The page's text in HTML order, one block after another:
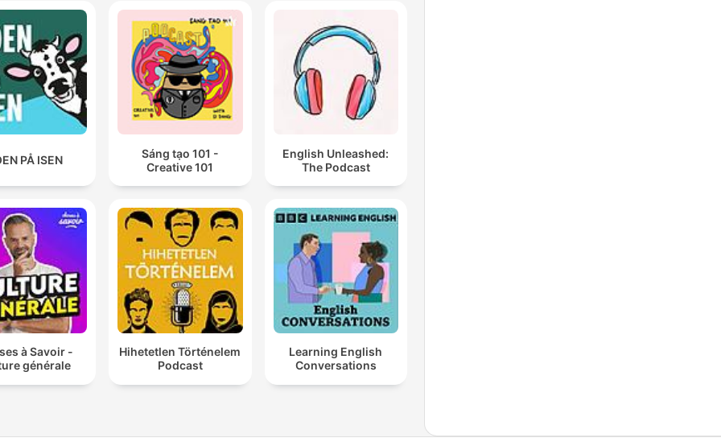
PÅ ISEN
Sáng tạo 101 -
Creative 101
English Unleashed:
The Podcast
à Savoir -
générale
Hihetetlen Történelem
Podcast
Learning English
Conversations